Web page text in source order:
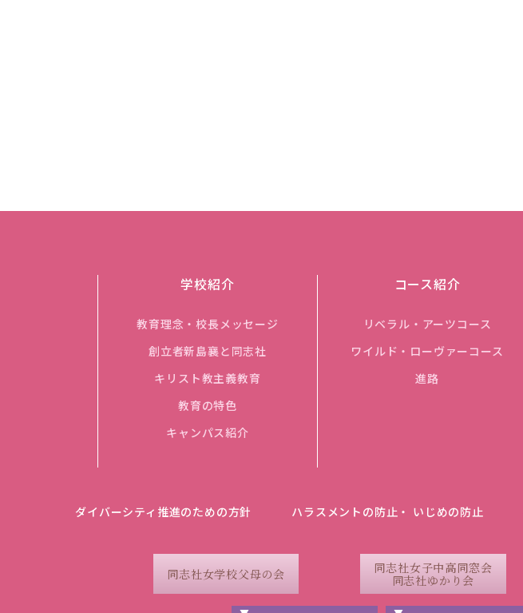
学校紹介
教育理念・校長メッセージ
創立者新島襄と同志社
キリスト教主義教育
教育の特色
キャンパス紹介
コース紹介
リベラル・アーツコース
ワイルド・ローヴァーコース
進路
ダイバーシティ推進のための方針 ハラスメントの防止・ いじめの防止
同志社女学校父母の会
同志社女子中高同窓会
同志社ゆかり会